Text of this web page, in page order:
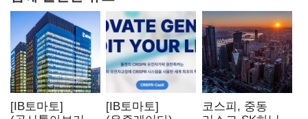
[IB토마토]
[IB토마토]
코스피, 중동